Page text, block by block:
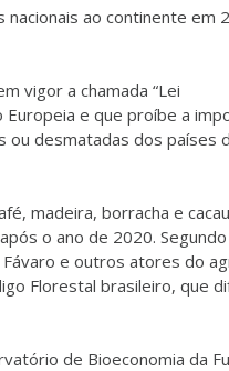
ao continente em
vigor a chamada “Lei
e que proíbe a
desmatadas dos países
madeira, borracha e
o ano de 2020.
e outros atores do
Florestal brasileiro, que
de Bioeconomia da